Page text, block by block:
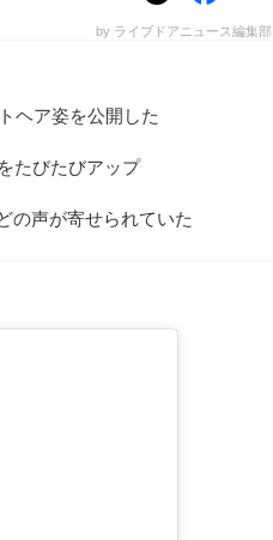
by ライブドアニュース編集部
ヘア姿を公開した
たびたびアップ
の声が寄せられていた